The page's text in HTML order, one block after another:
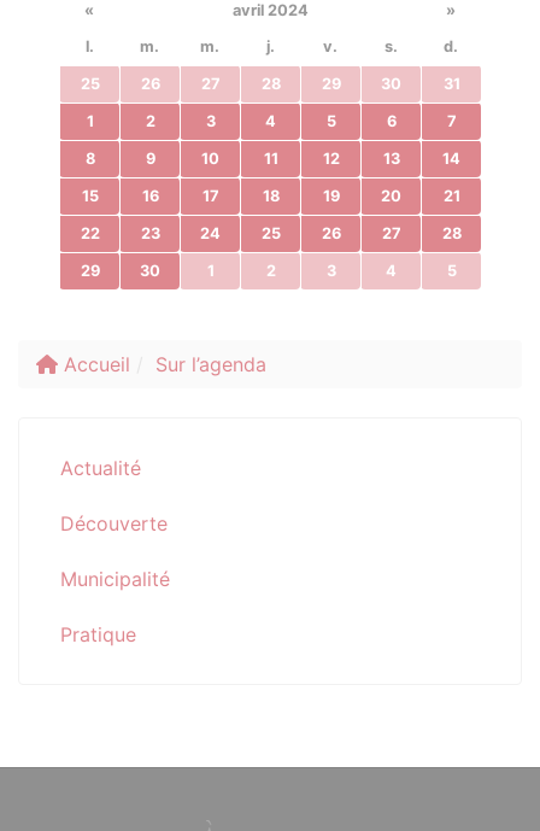
« avril 2024
»
l.
m. m. j. v. s. d.
25 26 27 28 29 30 31
1 2 3 4 5 6 7
8 9 10 11 12 13 14
15 16 17 18 19 20 21
22 23 24 25 26 27 28
29 30 1 2 3 4 5
Accueil Sur l’agenda
Actualité
Découverte
Municipalité
Pratique